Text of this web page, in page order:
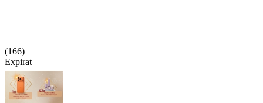
(166)
Expirat